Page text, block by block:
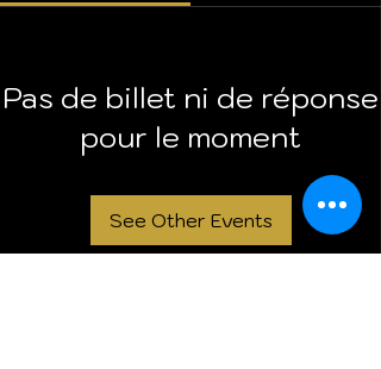
Pas de billet ni de réponse
pour le moment
See Other Events